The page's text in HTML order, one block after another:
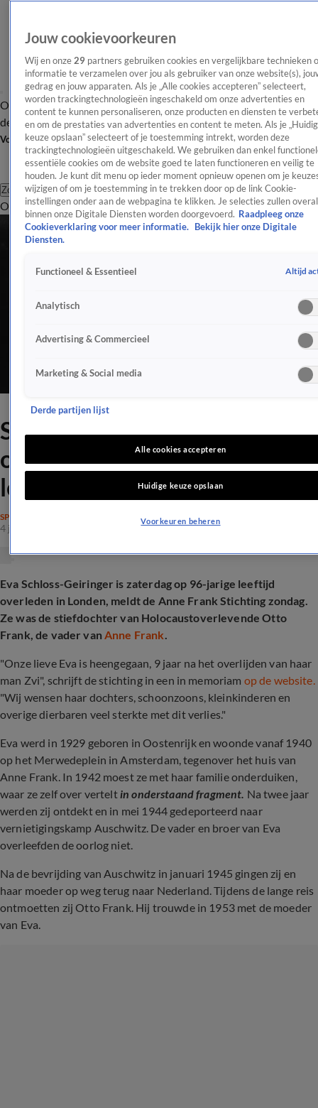
OverzichtAfleveringen Entertainment TV Algemeen
Tip
de redactieNieuwsbrief
Volg Shownieuws
Zoeken
OverzichtEntertainmentSpraakmakendRealityCrimeVideo's
Stiefdochter Otto Frank
overleden op 96-jarige
leeftijd
SPRAAKMAKEND
4 jan 2026, 22:07
Eva Schloss-Geiringer is zaterdag op 96-jarige leeftijd
overleden in Londen, meldt de Anne Frank Stichting zondag.
Ze was de stiefdochter van Holocaustoverlevende Otto
Frank, de vader vanAnne Frank.
"Onze lieve Eva is heengegaan, 9 jaar na het overlijden van haar
man Zvi", schrijft de stichting in een in memoriam op de website.
"Wij wensen haar dochters, schoonzoons, kleinkinderen en
overige dierbaren veel sterkte met dit verlies."
Eva werd in 1929 geboren in Oostenrijk en woonde vanaf 1940
op het Merwedeplein in Amsterdam, tegenover het huis van
Anne Frank. In 1942 moest ze met haar familie onderduiken,
waar ze zelf over vertelt in onderstaand fragment. Na twee jaar
werden zij ontdekt en in mei 1944 gedeporteerd naar
vernietigingskamp Auschwitz. De vader en broer van Eva
overleefden de oorlog niet.
Na de bevrijding van Auschwitz in januari 1945 gingen zij en
haar moeder op weg terug naar Nederland. Tijdens de lange reis
ontmoetten zij Otto Frank. Hij trouwde in 1953 met de moeder
van Eva.
Jouw cookievoorkeuren
Wij en onze 29 partners gebruiken cookies en vergelijkbare technieken
informatie te verzamelen over jou als gebruiker van onze website(s),
gedrag en jouw apparaten. Als je „Alle cookies accepteren” selecteert,
worden trackingtechnologieën ingeschakeld om onze advertenties en
content te kunnen personaliseren, onze producten en diensten te
en om de prestaties van advertenties en content te meten. Als je
keuze opslaan” selecteert of je toestemming intrekt, worden deze
trackingtechnologieën uitgeschakeld. We gebruiken dan enkel
essentiële cookies om de website goed te laten functioneren en veilig te
houden. Je kunt dit menu op ieder moment opnieuw openen om je
wijzigen of om je toestemming in te trekken door op de link Cookie-
instellingen onder aan de webpagina te klikken. Je selecties zullen overal
binnen onze Digitale Diensten worden doorgevoerd. Raadpleeg onze
Cookieverklaring voor meer informatie.
Bekijk hier onze Digitale
Diensten.
Functioneel & Essentieel Altijd
Analytisch
Advertising & Commercieel
Marketing & Social media
Derde partijen lijst
Alle cookies accepteren
Huidige keuze opslaan
Voorkeuren beheren